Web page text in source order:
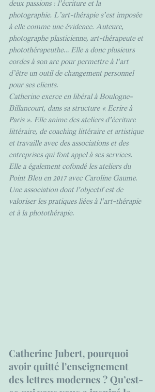
deux passions : l’écriture et la
photographie. L’art-thérapie s’est imposée
à elle comme une évidence. Auteure,
photographe plasticienne, art-thérapeute et
photothérapeuthe… Elle a donc plusieurs
cordes à son arc pour permettre à l’art
d’être un outil de changement personnel
pour ses clients.
Catherine exerce en libéral à Boulogne-
Billancourt, dans sa structure « Ecrire à
Paris ». Elle anime des ateliers d’écriture
littéraire, de coaching littéraire et artistique
et travaille avec des associations et des
entreprises qui font appel à ses services.
Elle a également cofondé les ateliers du
Point Bleu en 2017 avec Caroline Gaume.
Une association dont l’objectif est de
valoriser les pratiques liées à l’art-thérapie
et à la photothérapie.
Catherine Jubert, pourquoi
avoir quitté l’enseignement
des lettres modernes ? Qu’est-